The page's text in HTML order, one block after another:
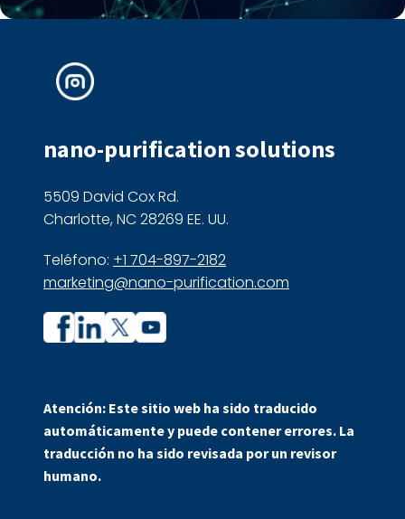
nano-purification solutions
5509 David Cox Rd.
Charlotte, NC 28269 EE. UU.
Teléfono: +1 704-897-2182
marketing@nano-purification.com
la
empresa
en
Facebook
la
en
LinkedIn
Atención: Este sitio web ha sido traducido
automáticamente y puede contener errores. La
traducción no ha sido revisada por un revisor
humano.